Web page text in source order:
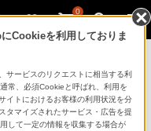
0
Cookieを利用しておりま
サービスのリクエストに相当する利
常、必須Cookieと呼ばれ、利用を
イトにおけるお客様の利用状況を分
タマイズされたサービス・広告を提
して一定の情報を収集する場合が